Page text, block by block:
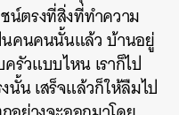
น์ตรงที่สิ่งที่ทำความ
นคนคนนั้นแล้ว บ้านอยู่
รัวแบบไหน เราก็ไป
นั้น เสร็จแล้วก็ให้ลืมไป